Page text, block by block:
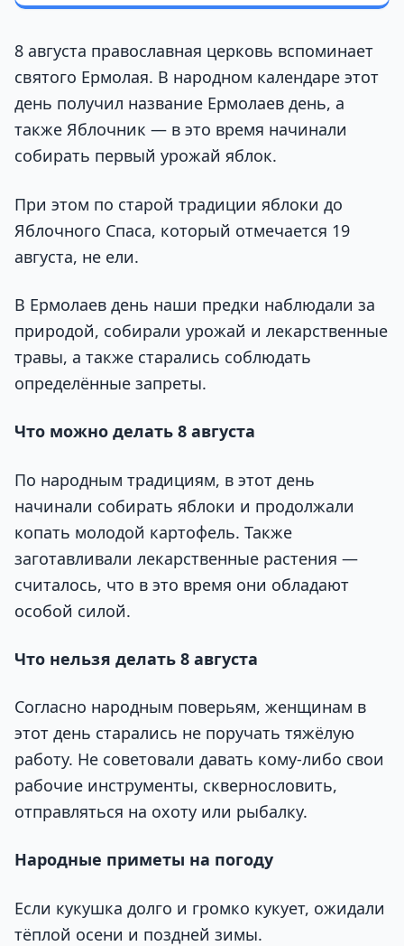
8 августа православная церковь вспоминает
святого Ермолая. В народном календаре этот
день получил название Ермолаев день, а
также Яблочник — в это время начинали
собирать первый урожай яблок.
При этом по старой традиции яблоки до
Яблочного Спаса, который отмечается 19
августа, не ели.
В Ермолаев день наши предки наблюдали за
природой, собирали урожай и лекарственные
травы, а также старались соблюдать
определённые запреты.
Что можно делать 8 августа
По народным традициям, в этот день
начинали собирать яблоки и продолжали
копать молодой картофель. Также
заготавливали лекарственные растения —
считалось, что в это время они обладают
особой силой.
Что нельзя делать 8 августа
Согласно народным поверьям, женщинам в
этот день старались не поручать тяжёлую
работу. Не советовали давать кому-либо свои
рабочие инструменты, сквернословить,
отправляться на охоту или рыбалку.
Народные приметы на погоду
Если кукушка долго и громко кукует, ожидали
тёплой осени и поздней зимы.